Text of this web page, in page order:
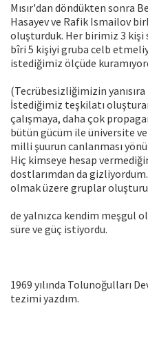
Mısır'dan döndükten sonra
Hasayev ve Rafik Ismailov
oluşturduk. Her birimiz 3
bîri 5 kişiyi gruba celb
istediğimiz ölçüde
(Tecrübesizliğimizin
İstediğimiz teşkilatı
çalışmaya, daha çok
bütün gücüm ile üniversite
milli şuurun canlanması
Hiç kimseye hesap
dostlarımdan da
olmak üzere gruplar
de yalnızca kendim meşgul
süre ve güç istiyordu.
1969 yılında Tolunoğulları
tezimi yazdım.